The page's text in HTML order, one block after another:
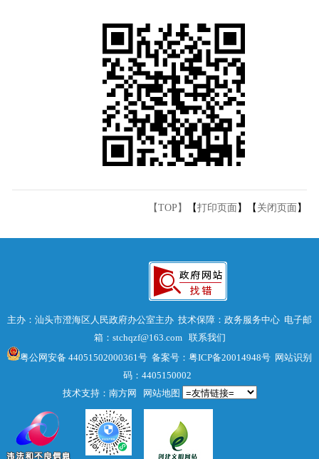
【TOP】 【打印页面 】【 关闭页面 】
主办：汕头市澄海区人民政府办公室主办 技术保障：政务服务中心 电子邮
箱：stchqzf@163.com 联系我们
粤公网安备 44051502000361号 备案号：粤ICP备20014948号 网站识别
码：4405150002
技术支持：南方网
网站地图